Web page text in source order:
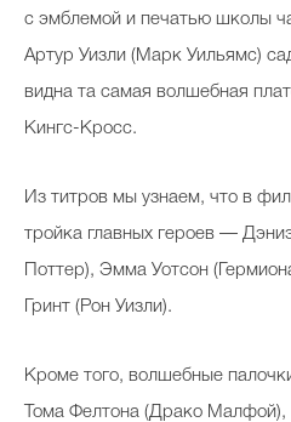
с эмблемой и печатью школы
Артур Уизли (Марк Уильямс)
видна та самая волшебная
Кингс-Кросс.
Из титров мы узнаем, что в
тройка главных героев —
Поттер), Эмма Уотсон
Гринт (Рон Уизли).
Кроме того, волшебные
Тома Фелтона (Драко